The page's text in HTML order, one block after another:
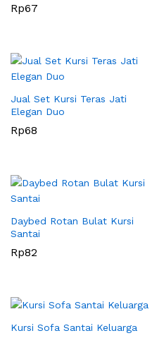
Rp67
Jual Set Kursi Teras Jati
Elegan Duo
Rp68
Daybed Rotan Bulat Kursi
Santai
Rp82
Kursi Sofa Santai Keluarga